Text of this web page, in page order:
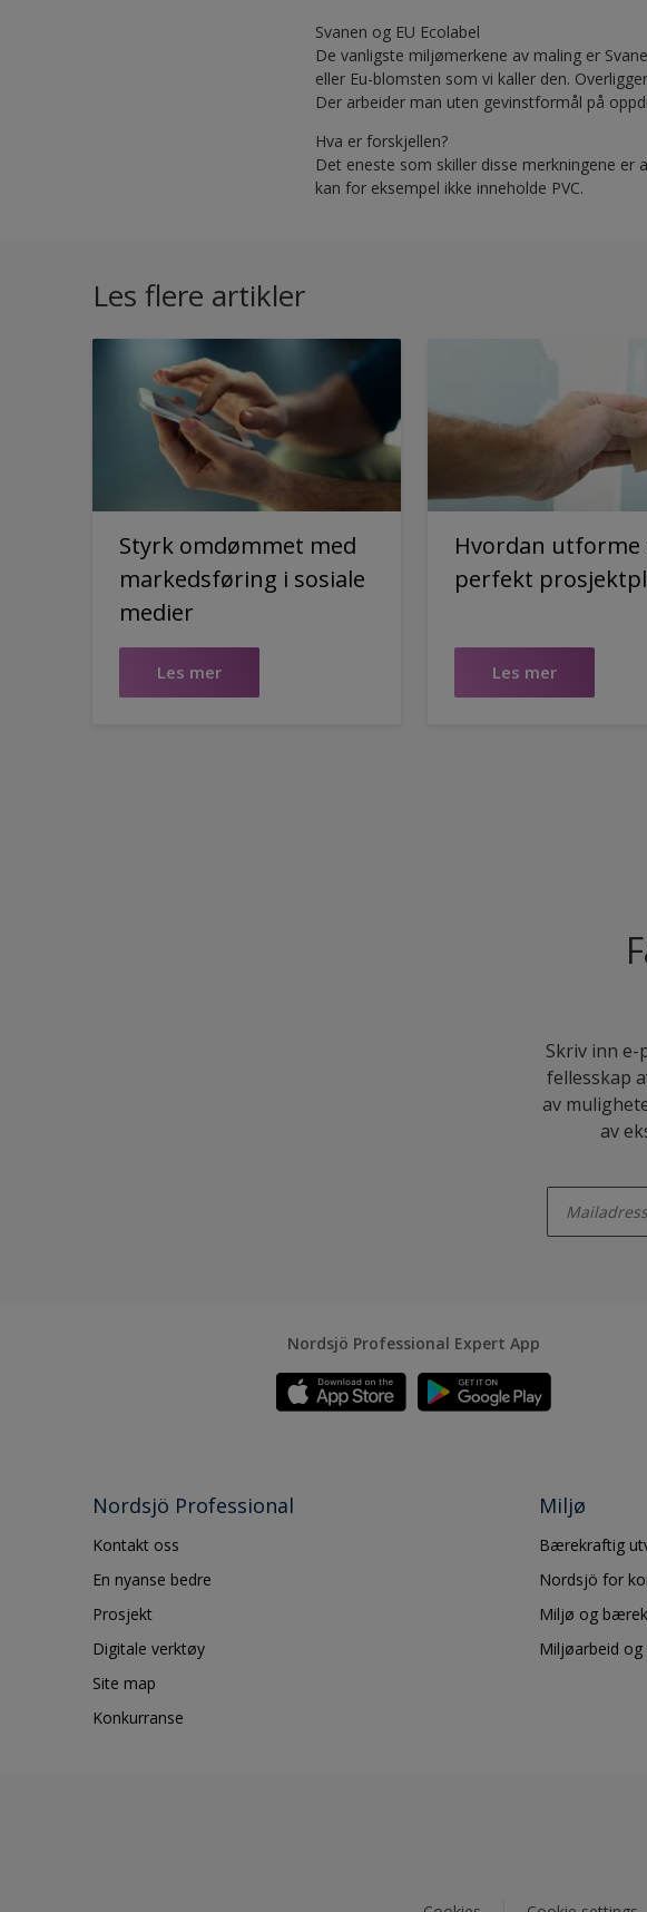
Svanen og EU Ecolabel
De vanligste miljømerkene av maling er
eller Eu-blomsten som vi kaller den.
Der arbeider man uten gevinstformål på
Hva er forskjellen?
Det eneste som skiller disse merkningene er
kan for eksempel ikke inneholde PVC.
Les flere artikler
Styrk omdømmet med
markedsføring i sosiale
medier
Les mer
Hvordan utforme
perfekt
Les mer
Skriv inn e-
fellesskap
av
av
Nordsjö Professional Expert App
Nordsjö Professional
Kontakt oss
En nyanse bedre
Prosjekt
Digitale verktøy
Site map
Konkurranse
Miljø
Bærekraftig
Nordsjö for
Miljø og
Miljøarbeid og